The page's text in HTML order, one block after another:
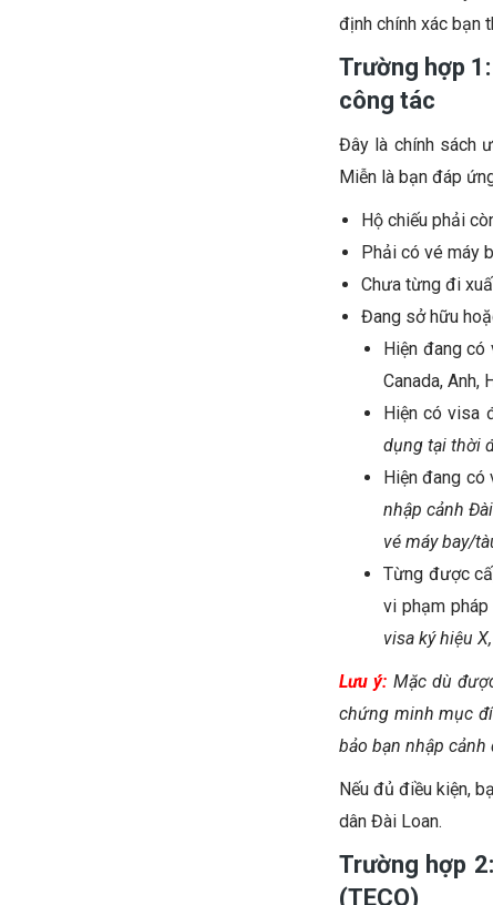
định chính xác bạn
Trường hợp
công tác
Đây là chính sách
Miễn là bạn đáp
Hộ chiếu phải
Phải có vé máy
Chưa từng đi
Đang sở hữu
Hiện đang
Canada, Anh,
Hiện có visa
dụng tại thời
Hiện đang
nhập cảnh
vé máy bay/
Từng được
vi phạm pháp
visa ký hiệu
Lưu ý: Mặc dù
chứng minh mục
bảo bạn nhập
Nếu đủ điều kiện,
dân Đài Loan.
Trường hợp
(TECO)